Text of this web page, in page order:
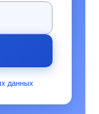
данных